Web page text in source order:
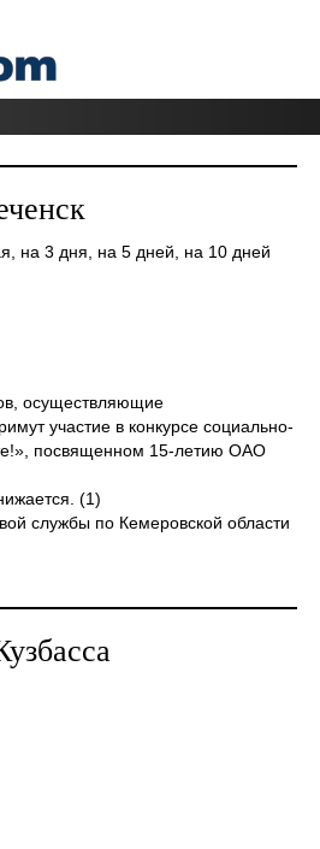
на 3 дня, на 5 дней, на 10 дней
осуществляющие
участие в конкурсе социально-
посвященном 15-летию ОАО
(1)
службы по Кемеровской области